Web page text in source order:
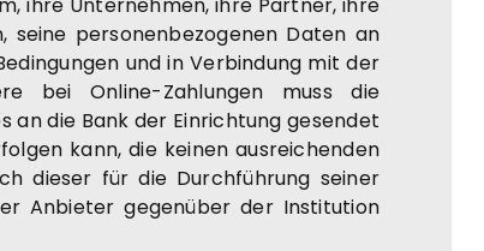
personenbezogenen Daten an
und in Verbindung mit der
bei Online-Zahlungen muss die
an die Bank der Einrichtung gesendet
kann, die keinen ausreichenden
dieser für die Durchführung seiner
Anbieter gegenüber der Institution